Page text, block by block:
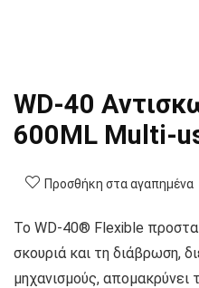
WD-40
600ML Multi-
Προσθήκη στα αγαπημένα
Το WD-40® Flexible
σκουριά και τη διάβρωση,
μηχανισμούς, απομακρύνει